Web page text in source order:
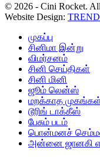
© 2026 - Cini Rocket.
Website Design:
முகப்பு
சினிமா இன்று
விமர்சனம்
சினி செய்திகள்
சினி மினி
ஜூம் லென்ஸ்
மறக்காத
டூரிங் டாக்கீஸ்
பேசும் படம்
பொன்மனச்
அன்னை ஜானகி